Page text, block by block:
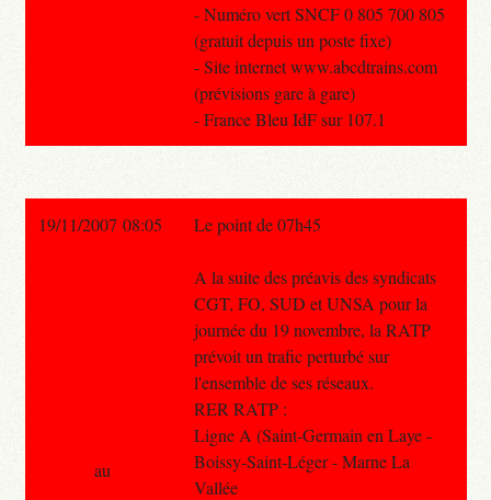
- Numéro vert SNCF 0 805 700 805
(gratuit depuis un poste fixe)
- Site internet www.abcdtrains.com
(prévisions gare à gare)
- France Bleu IdF sur 107.1
19/11/2007 08:05 Le point de 07h45
A la suite des préavis des syndicats
CGT, FO, SUD et UNSA pour la
journée du 19 novembre, la RATP
prévoit un trafic perturbé sur
l'ensemble de ses réseaux.
RER RATP :
Ligne A (Saint-Germain en Laye -
Boissy-Saint-Léger - Marne La
Vallée
au